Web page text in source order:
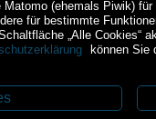
(ehemals Piwik)
für bestimmte
„Alle Cookies“
können Sie